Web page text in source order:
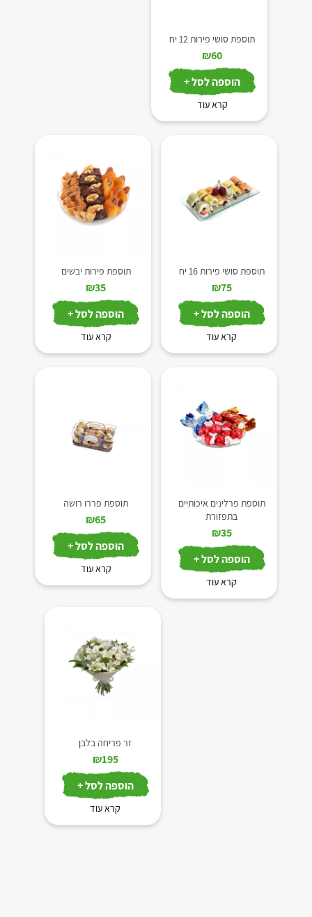
תוספת סושי פירות 12 יח
₪60
הוספה לסל +
קרא עוד
תוספת סושי פירות 16 יח
₪75
הוספה לסל +
קרא עוד
תוספת פירות יבשים
₪35
הוספה לסל +
קרא עוד
תוספת פרלינים איכותיים
בתפזורת
₪35
הוספה לסל +
קרא עוד
תוספת פררו רושה
₪65
הוספה לסל +
קרא עוד
זר פריחה בלבן
₪195
הוספה לסל +
קרא עוד